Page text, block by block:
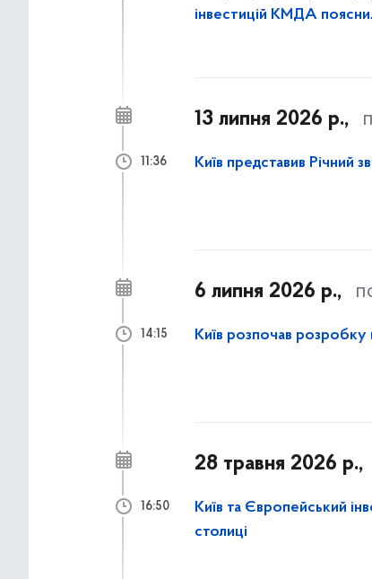
інвестицій КМДА
13 липня 2026 р.,
Київ представив Річний
11:36
6 липня 2026 р.,
Київ розпочав розробку
14:15
28 травня 2026 р.,
Київ та Європейський
столиці
16:50